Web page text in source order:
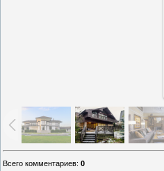
Всего комментариев: 0